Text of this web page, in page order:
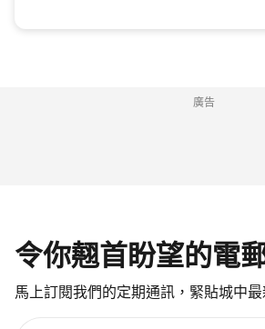
廣告
令你翹首盼望的電
馬上訂閱我們的定期通訊，緊貼城中